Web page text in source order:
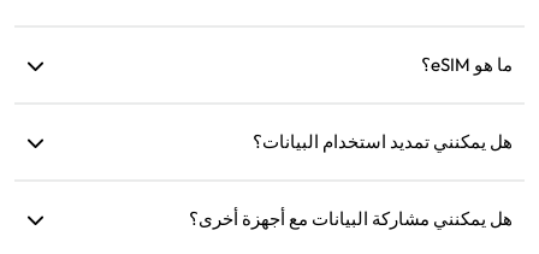
ما هو eSIM؟
وتثبيتها، يمكنك استخدامها للاتصال بالإنترنت.
هل يمكنني تمديد استخدام البيانات؟
الحالية.
هل يمكنني مشاركة البيانات مع أجهزة أخرى؟